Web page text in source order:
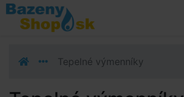
Prejsť k navigácii
Prejsť na obsah
Prejsť k bočnému stĺpci
Tepelné výmenníky